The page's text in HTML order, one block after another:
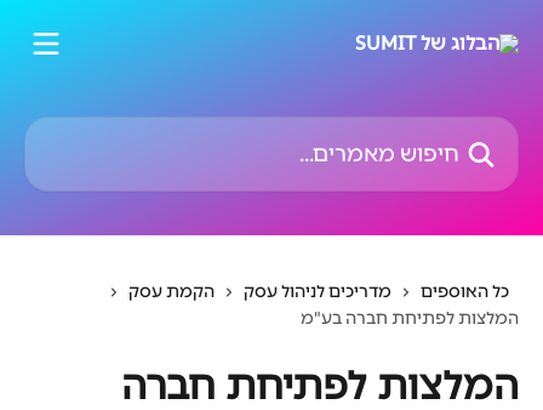
חיפוש מאמרים...
כל האוספים מדריכים לניהול עסק
הקמת עסק
המלצות לפתיחת חברה בע"מ
המלצות לפתיחת חברה